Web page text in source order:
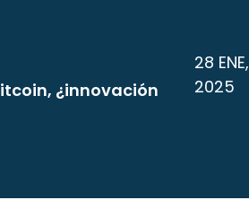
¿innovación
28 ENE,
2025